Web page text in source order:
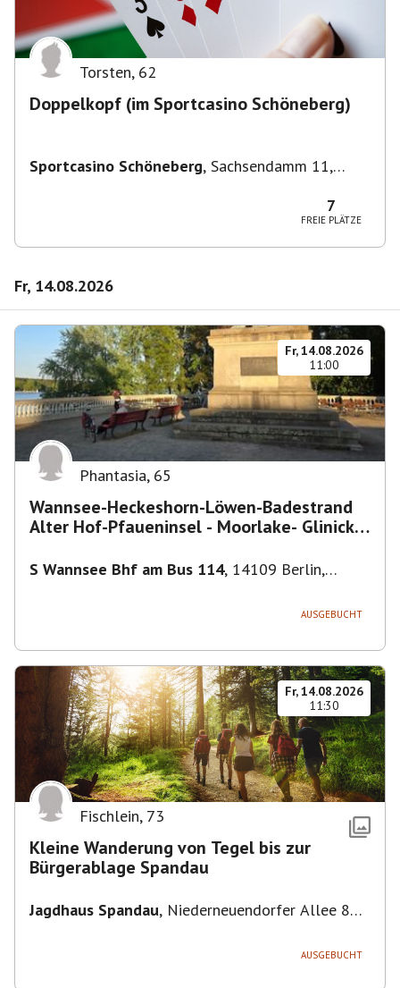
Torsten, 62
Doppelkopf (im Sportcasino Schöneberg)
Sportcasino Schöneberg, Sachsendamm 11,
7
FREIE PLÄTZE
Fr, 14.08.2026
Fr, 14.08.2026
11:00
Phantasia, 65
Wannsee-Heckeshorn-Löwen-Badestrand
Alter Hof-Pfaueninsel - Moorlake- Glinicker
S Wannsee Bhf am Bus 114, 14109 Berlin,
AUSGEBUCHT
Fr, 14.08.2026
11:30
Fischlein, 73
Kleine Wanderung von Tegel bis zur
Bürgerablage Spandau
Jagdhaus Spandau, Niederneuendorfer Allee 80,
AUSGEBUCHT